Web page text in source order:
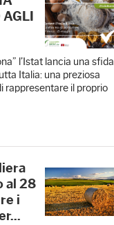
l’Istat lancia una sfida
Italia: una preziosa
rappresentare il proprio
al 28
i